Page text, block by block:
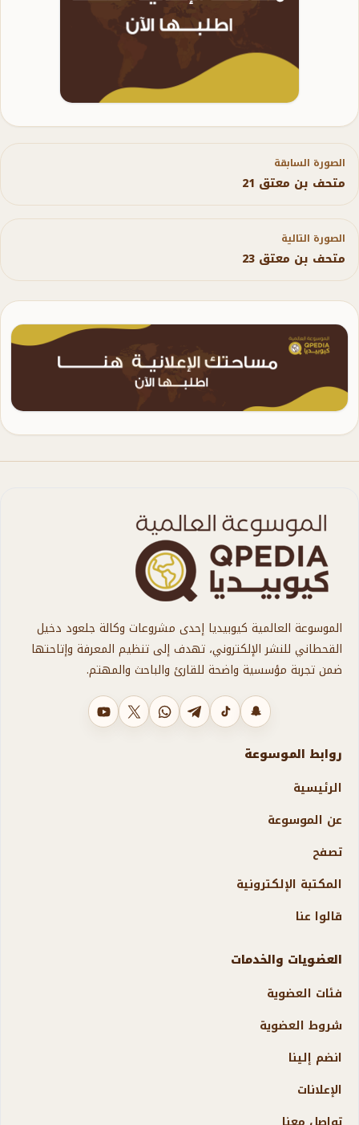
الصورة السابقة
متحف بن معتق 21
الصورة التالية
متحف بن معتق 23
الموسوعة العالمية كيوبيديا إحدى مشروعات وكالة جلعود دخيل
القحطاني للنشر الإلكتروني، تهدف إلى تنظيم المعرفة وإتاحتها
ضمن تجربة مؤسسية واضحة للقارئ والباحث والمهتم.
يوتيوب
X واتسابتليجرامتيك توكسناب شات
روابط الموسوعة
الرئيسية
عن الموسوعة
تصفح
المكتبة الإلكترونية
قالوا عنا
العضويات والخدمات
فئات العضوية
شروط العضوية
انضم إلينا
الإعلانات